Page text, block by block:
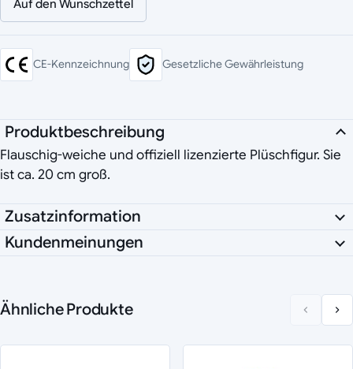
Auf den Wunschzettel
CE-Kennzeichnung Gesetzliche Gewährleistung
Produktbeschreibung
Flauschig-weiche und offiziell lizenzierte Plüschfigur. Sie
ist ca. 20 cm groß.
Zusatzinformation
Kundenmeinungen
Ähnliche Produkte